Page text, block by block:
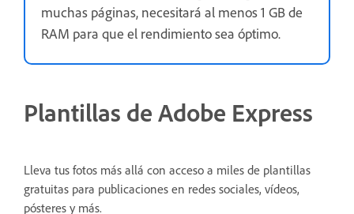
muchas páginas, necesitará al menos 1 GB de
RAM para que el rendimiento sea óptimo.
Plantillas de Adobe Express
Lleva tus fotos más allá con acceso a miles de plantillas
gratuitas para publicaciones en redes sociales, vídeos,
pósteres y más.